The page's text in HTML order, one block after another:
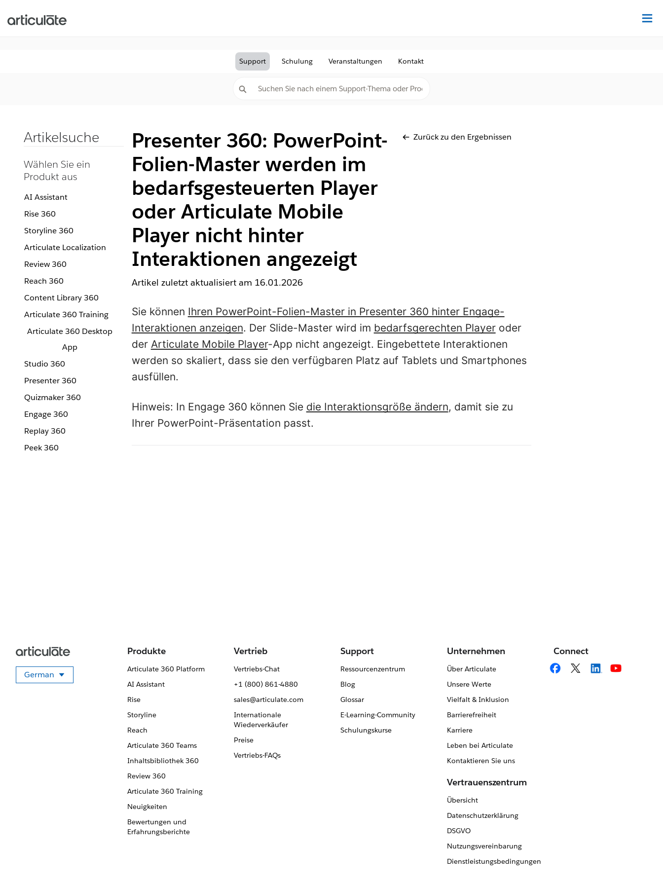
Support Schulung Veranstaltungen Kontakt
Artikelsuche
Wählen Sie ein
Produkt aus
AI Assistant
Rise 360
Storyline 360
Articulate Localization
Review 360
Reach 360
Content Library 360
Articulate 360 Training
Articulate 360 Desktop
App
Studio 360
Presenter 360
Quizmaker 360
Engage 360
Replay 360
Peek 360
Presenter 360: PowerPoint-
Folien-Master werden im
bedarfsgesteuerten Player
oder Articulate Mobile
Player nicht hinter
Interaktionen angezeigt
Zurück zu den Ergebnissen
Artikel zuletzt aktualisiert am 16.01.2026
Sie können Ihren PowerPoint-Folien-Master in Presenter 360 hinter Engage-
Interaktionen anzeigen. Der Slide-Master wird im bedarfsgerechten Playeroder
der Articulate Mobile Player-App nicht angezeigt. Eingebettete Interaktionen
werden so skaliert, dass sie den verfügbaren Platz auf Tablets und Smartphones
ausfüllen.
Hinweis: In Engage 360 können Sie die Interaktionsgröße ändern, damit sie zu
Ihrer PowerPoint-Präsentation passt.
German
Sprache auswählen
Produkte
Articulate 360 Platform
AI Assistant
Rise
Storyline
Reach
Articulate 360 Teams
Inhaltsbibliothek 360
Review 360
Articulate 360 Training
Neuigkeiten
Bewertungen und
Erfahrungsberichte
Vertrieb
Vertriebs-Chat
+1 (800) 861-4880
sales@articulate.com
Internationale
Wiederverkäufer
Preise
Vertriebs-FAQs
Support
Ressourcenzentrum
Blog
Glossar
E-Learning-Community
Schulungskurse
Unternehmen
Über Articulate
Unsere Werte
Vielfalt & Inklusion
Barrierefreiheit
Karriere
Leben bei Articulate
Kontaktieren Sie uns
Vertrauenszentrum
Übersicht
Datenschutzerklärung
DSGVO
Nutzungsvereinbarung
Dienstleistungsbedingungen
Connect